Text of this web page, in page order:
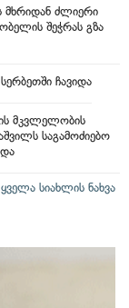
მხრიდან ძლიერი
შეჭრას გზა
ჩავიდა
მკვლელობის
საგამოძიებო
ყველა სიახლის ნახვა